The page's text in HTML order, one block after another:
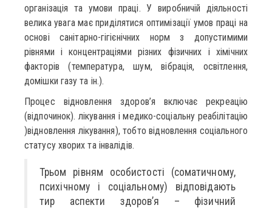
організація та умови праці. У виробничій діяльності
велика увага має приділятися оптимізації умов праці на
основі санітарно-гігієнічних норм з допустимими
рівнями і концентраціями різних фізичних і хімічних
факторів (температура, шум, вібрація, освітлення,
домішки газу та ін.).
Процес відновлення здоров’я включає рекреацію
(відпочинок). лікування і медико-соціальну реабілітацію
)відновлення лікування), тобто відновлення соціального
статусу хворих та інвалідів.
Трьом рівням особистості (соматичному,
психічному і соціальному) відповідають
тир аспекти здоров’я – фізичний